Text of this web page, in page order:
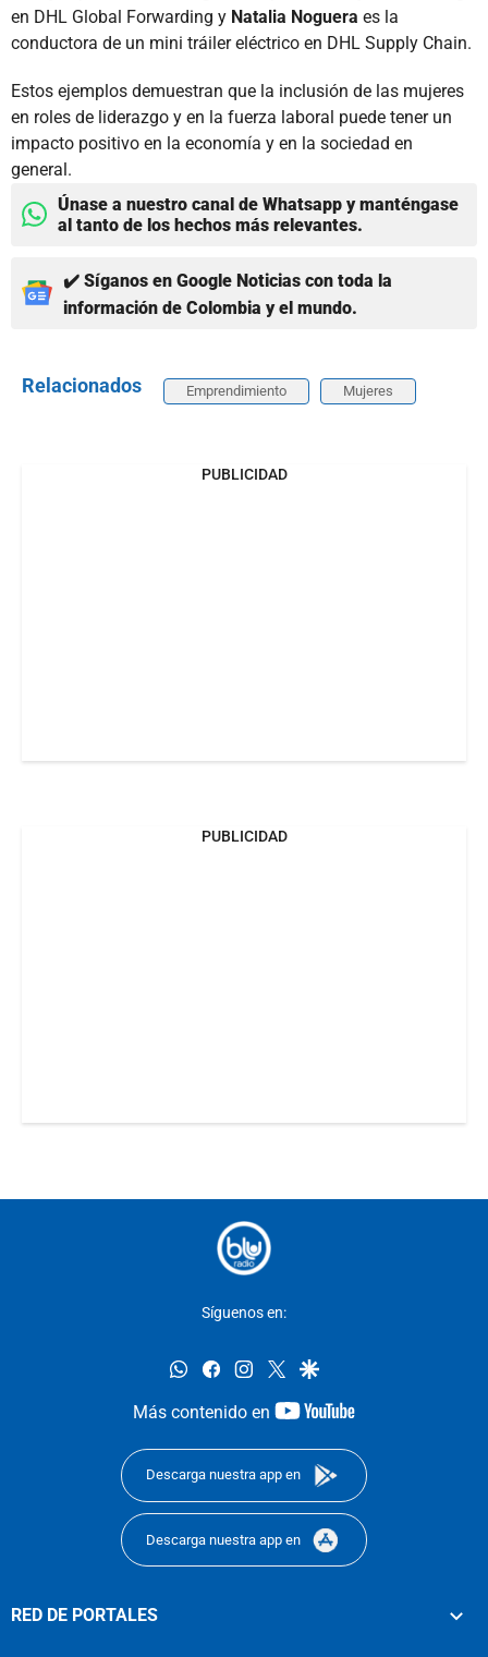
en DHL Global Forwarding y Natalia Noguera es la
conductora de un mini tráiler eléctrico en DHL Supply Chain.
Estos ejemplos demuestran que la inclusión de las mujeres
en roles de liderazgo y en la fuerza laboral puede tener un
impacto positivo en la economía y en la sociedad en
general.
Únase a nuestro canal de Whatsapp y manténgase
al tanto de los hechos más relevantes.
✔️ Síganos en Google Noticias con toda la
información de Colombia y el mundo.
Relacionados Emprendimiento Mujeres
PUBLICIDAD
PUBLICIDAD
Síguenos en:
whatsappfacebookinstagram
twittergoogle
Más contenido en
youtube-
Descarga nuestra app en
Descarga nuestra app en
RED DE PORTALES